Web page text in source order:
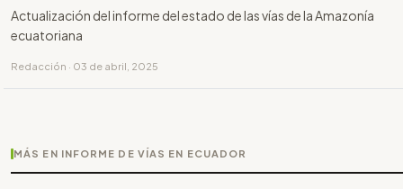
Actualización del informe del estado de las vías de la Amazonía
ecuatoriana
Redacción · 03 de abril, 2025
MÁS EN INFORME DE VÍAS EN ECUADOR